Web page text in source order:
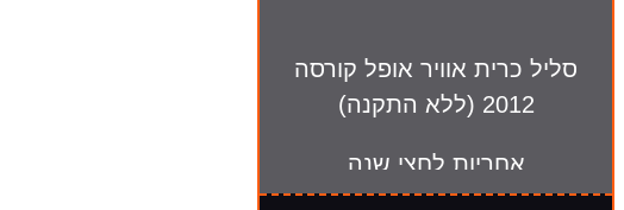
סליל כרית אוויר אופל קורסה
2012 (ללא התקנה)
אחריות לחצי שנה